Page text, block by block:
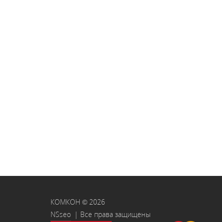
КОМКОН © 2026
NSseo | Все права защищены